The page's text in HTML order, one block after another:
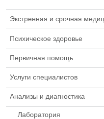
Экстренная и срочная
Психическое здоровье
Первичная помощь
Услуги специалистов
Анализы и диагностика
Лаборатория